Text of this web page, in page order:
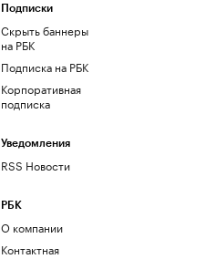
Подписки
Скрыть баннеры
на РБК
Подписка на РБК
Корпоративная
подписка
Уведомления
RSS Новости
РБК
О компании
Контактная